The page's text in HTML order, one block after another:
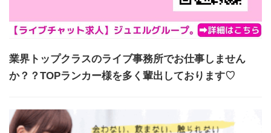
業界トップクラスのライブ事務所でお仕事しません
か？？TOPランカー様を多く輩出しております♡